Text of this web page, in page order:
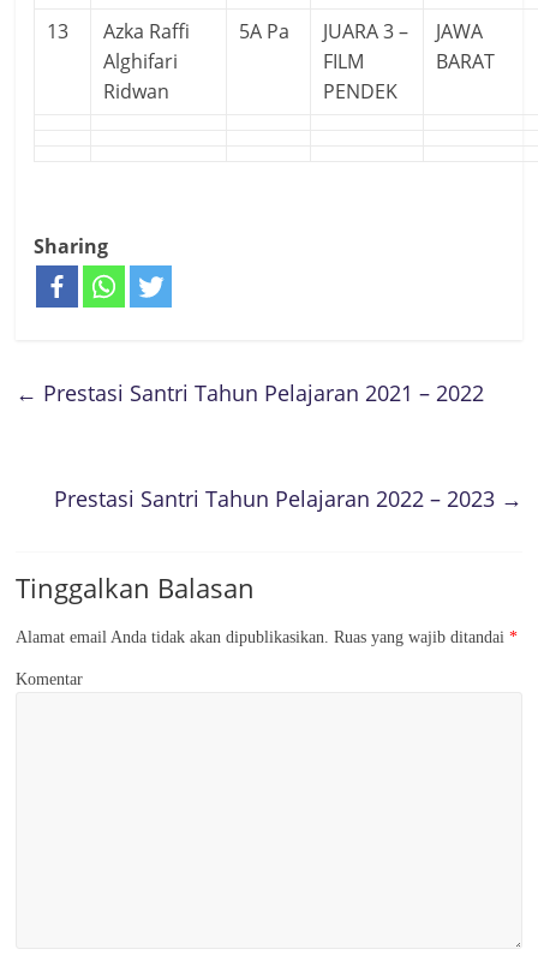
13
Azka Raffi
Alghifari
Ridwan
5A Pa
JUARA 3 –
FILM
PENDEK
JAWA
BARAT
Sharing
← Prestasi Santri Tahun Pelajaran 2021 – 2022
Prestasi Santri Tahun Pelajaran 2022 – 2023 →
Tinggalkan Balasan
Alamat email Anda tidak akan dipublikasikan. Ruas yang wajib ditandai*
Komentar